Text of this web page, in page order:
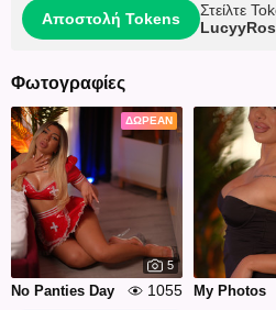
Αποστολή Tokens
Στείλτε
Φωτογραφίες
ΔΩΡΕΆΝ
5
No Panties Day 1055 My Photos